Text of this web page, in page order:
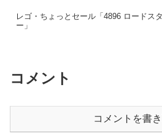
レゴ・ちょっとセール「4896 ロードスタ
ー」
コメント
コメントを書